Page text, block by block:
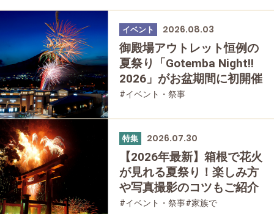
イベント 2026.08.03
御殿場アウトレット恒例の
夏祭り「Gotemba Night!!
2026」がお盆期間に初開催
#イベント・祭事
特集 2026.07.30
【2026年最新】箱根で花火
が見れる夏祭り！楽しみ方
や写真撮影のコツもご紹介
#イベント・祭事#家族で